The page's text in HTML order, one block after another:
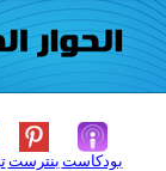
بنترست بودكاست